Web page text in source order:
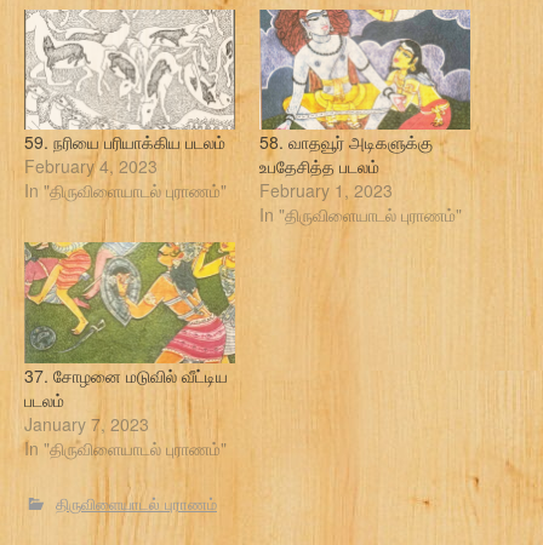
59. நரியை பரியாக்கிய படலம்
February 4, 2023
In "திருவிளையாடல் புராணம்"
58. வாதவூர் அடிகளுக்கு
உபதேசித்த படலம்
February 1, 2023
In "திருவிளையாடல் புராணம்"
37. சோழனை மடுவில் வீட்டிய
படலம்
January 7, 2023
In "திருவிளையாடல் புராணம்"
திருவிளையாடல் புராணம்